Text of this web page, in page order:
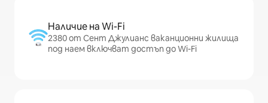
Наличие на Wi-Fi
2380 от Сент Джулианс ваканционни жилища
под наем включват достъп до Wi-Fi